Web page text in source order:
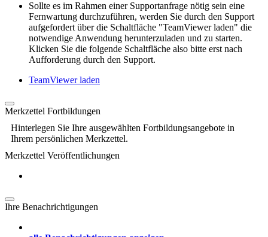
Sollte es im Rahmen einer Supportanfrage nötig sein eine
Fernwartung durchzuführen, werden Sie durch den Support
aufgefordert über die Schaltfläche "TeamViewer laden" die
notwendige Anwendung herunterzuladen und zu starten.
Klicken Sie die folgende Schaltfläche also bitte erst nach
Aufforderung durch den Support.
TeamViewer laden
Merkzettel Fortbildungen
Hinterlegen Sie Ihre ausgewählten Fortbildungsangebote in
Ihrem persönlichen Merkzettel.
Merkzettel Veröffentlichungen
Ihre Benachrichtigungen